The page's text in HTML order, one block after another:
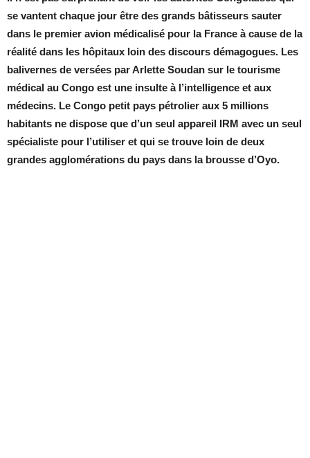
se vantent chaque jour être des grands bâtisseurs sauter
dans le premier avion médicalisé pour la France à cause de la
réalité dans les hôpitaux loin des discours démagogues. Les
balivernes de versées par Arlette Soudan sur le tourisme
médical au Congo est une insulte à l’intelligence et aux
médecins. Le Congo petit pays pétrolier aux 5 millions
habitants ne dispose que d’un seul appareil IRM avec un seul
spécialiste pour l’utiliser et qui se trouve loin de deux
grandes agglomérations du pays dans la brousse d’Oyo.